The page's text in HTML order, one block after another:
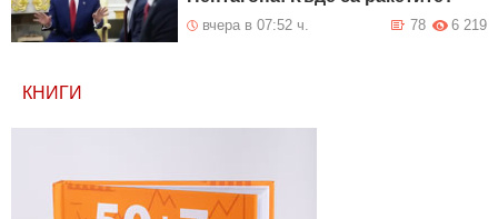
вчера в 07:52 ч. 6 219
78
КНИГИ